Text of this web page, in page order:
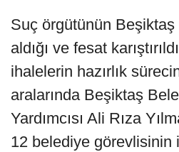
Suç örgütünün
aldığı ve fesat
ihalelerin hazırlık
aralarında Beşiktaş
Yardımcısı Ali Rıza
12 belediye görevlisinin